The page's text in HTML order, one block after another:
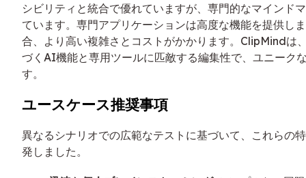
シビリティと統合で優れていますが、専門的なマインド
ています。専門アプリケーションは高度な機能を提供し
合、より高い複雑さとコストがかかります。ClipMind
づくAI機能と専用ツールに匹敵する編集性で、ユニーク
す。
ユースケース推奨事項
異なるシナリオでの広範なテストに基づいて、これらの
発しました。